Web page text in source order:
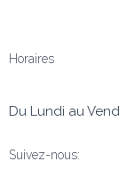
Horaires
Du Lundi au
Suivez-nous: